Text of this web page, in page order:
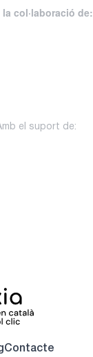
la col·laboració de:
el suport de:
Contacte